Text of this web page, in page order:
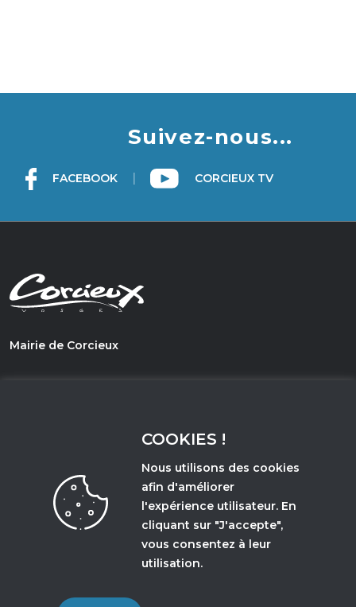
Suivez-nous...
FACEBOOK | CORCIEUX TV
Mairie de Corcieux
Accès et horaires d'ouverture
COOKIES !
Nous utilisons des cookies
afin d'améliorer
l'expérience utilisateur. En
cliquant sur "J'accepte",
vous consentez à leur
utilisation.